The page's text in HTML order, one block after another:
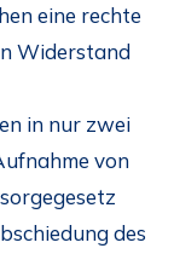
eine rechte
Widerstand
in nur zwei
von
des